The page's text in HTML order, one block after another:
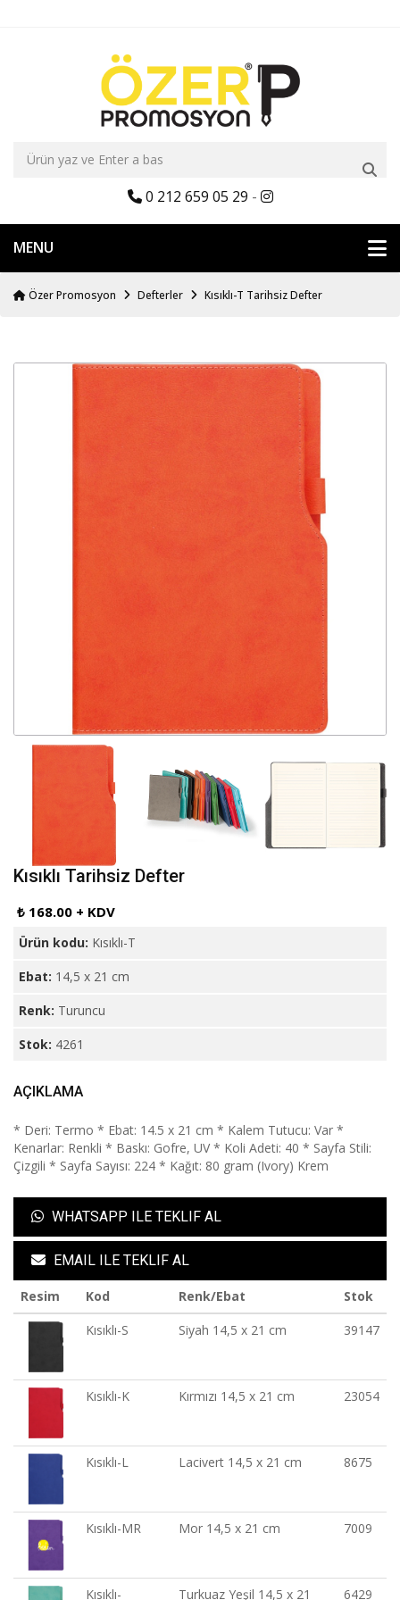
0 212 659 05 29 -
MENU
Özer Promosyon Defterler Kısıklı-T Tarihsiz Defter
Kısıklı Tarihsiz Defter
₺ 168.00 + KDV
Ürün kodu: Kısıklı-T
Ebat: 14,5 x 21 cm
Renk: Turuncu
Stok: 4261
AÇIKLAMA
* Deri: Termo * Ebat: 14.5 x 21 cm * Kalem Tutucu: Var *
Kenarlar: Renkli * Baskı: Gofre, UV * Koli Adeti: 40 * Sayfa Stili:
Çizgili * Sayfa Sayısı: 224 * Kağıt: 80 gram (Ivory) Krem
WHATSAPP ILE TEKLIF AL
EMAIL ILE TEKLIF AL
Resim Kod Renk/Ebat
Stok
Kısıklı-S
Siyah 14,5 x 21 cm 39147
Kısıklı-K Kırmızı 14,5 x 21 cm 23054
Kısıklı-L Lacivert 14,5 x 21 cm 8675
Kısıklı-MR Mor 14,5 x 21 cm 7009
Kısıklı- Turkuaz Yeşil 14,5 x 21 6429